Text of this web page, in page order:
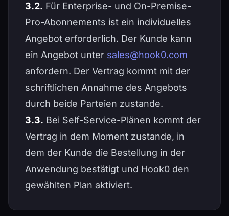
3.2. Für Enterprise- und On-Premise-
Pro-Abonnements ist ein individuelles
Angebot erforderlich. Der Kunde kann
ein Angebot unter sales@hook0.com
anfordern. Der Vertrag kommt mit der
schriftlichen Annahme des Angebots
durch beide Parteien zustande.
3.3. Bei Self-Service-Plänen kommt der
Vertrag in dem Moment zustande, in
dem der Kunde die Bestellung in der
Anwendung bestätigt und Hook0 den
gewählten Plan aktiviert.